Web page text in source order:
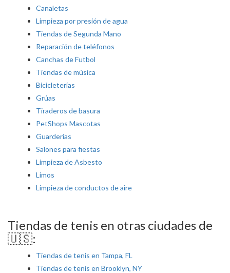
Canaletas
Limpieza por presión de agua
Tiendas de Segunda Mano
Reparación de teléfonos
Canchas de Futbol
Tiendas de música
Bicicleterías
Grúas
Tiraderos de basura
PetShops Mascotas
Guarderías
Salones para fiestas
Limpieza de Asbesto
Limos
Limpieza de conductos de aire
Tiendas de tenis en otras ciudades de
🇺🇸:
Tiendas de tenis en Tampa, FL
Tiendas de tenis en Brooklyn, NY